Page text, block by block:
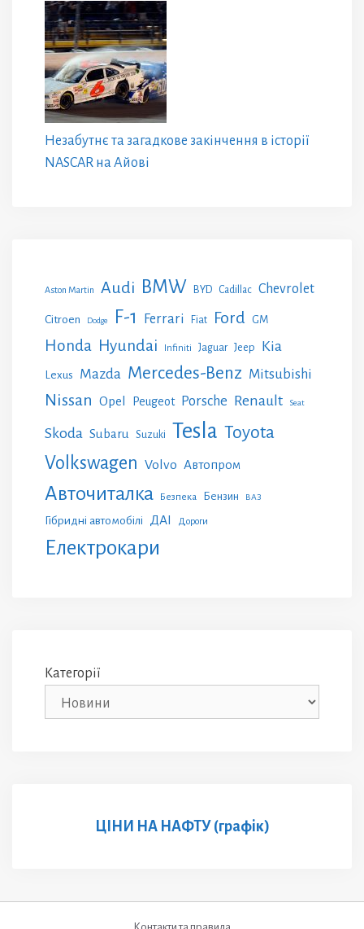
Незабутнє та загадкове закінчення в історії
NASCAR на Айові
Aston Martin Audi BMW BYD Cadillac Chevrolet
Citroen Dodge F-1 Ferrari Fiat Ford GM
Honda Hyundai Infiniti Jaguar Jeep Kia
Lexus Mazda Mercedes-Benz Mitsubishi
Nissan Opel Peugeot Porsche Renault Seat
Skoda Subaru Suzuki Tesla Toyota
Volkswagen Volvo Автопром
Авточиталка Безпека Бензин ВАЗ
Гібридні автомобілі ДАІ Дороги
Електрокари
Категорії
ЦІНИ НА НАФТУ (графік)